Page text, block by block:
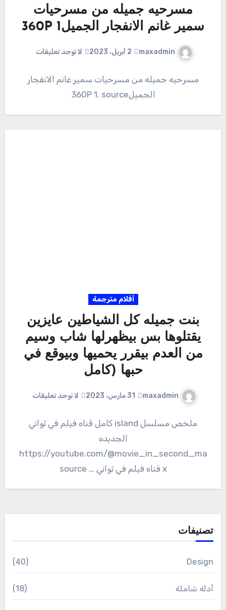
مسرحيه جميله من مسرحيات
سمير غانم الانفجار الجميل360P 1
maxadmin 2 أبريل، 2023 لا توجد تعليقات
مسرحيه جميله من مسرحيات سمير غانم الانفجار
الجميل360P 1. source
أفلام مترجمة
بنت جميله كل الشياطين عايزين
يقتلوها بس بيظهرلها شاب وسيم
من العدم بيقرر يحميها وبيوقع في
حبها (كامل
maxadmin 31 مارس، 2023 لا توجد تعليقات
ملخص مسلسل island كامل قناه فيلم في ثواني
الجديده
https://youtube.com/@movie_in_second_ma
x قناه فيلم في ثواني … source
تصنيفات
Design
(40)
أدلة شاملة (18)